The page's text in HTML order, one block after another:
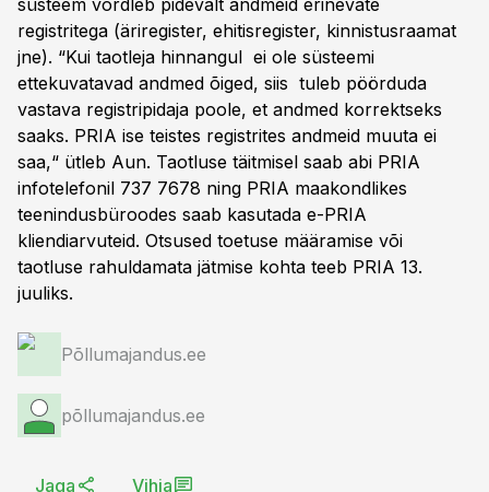
süsteem võrdleb pidevalt andmeid erinevate
registritega (äriregister, ehitisregister, kinnistusraamat
jne). “Kui taotleja hinnangul ei ole süsteemi
ettekuvatavad andmed õiged, siis tuleb pöörduda
vastava registripidaja poole, et andmed korrektseks
saaks. PRIA ise teistes registrites andmeid muuta ei
saa,“ ütleb Aun. Taotluse täitmisel saab abi PRIA
infotelefonil 737 7678 ning PRIA maakondlikes
teenindusbüroodes saab kasutada e-PRIA
kliendiarvuteid. Otsused toetuse määramise või
taotluse rahuldamata jätmise kohta teeb PRIA 13.
juuliks.
Põllumajandus.ee
põllumajandus.ee
Jaga Vihja